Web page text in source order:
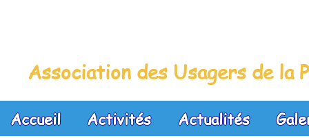
Association des Usagers de la
Accueil Activités Actualités